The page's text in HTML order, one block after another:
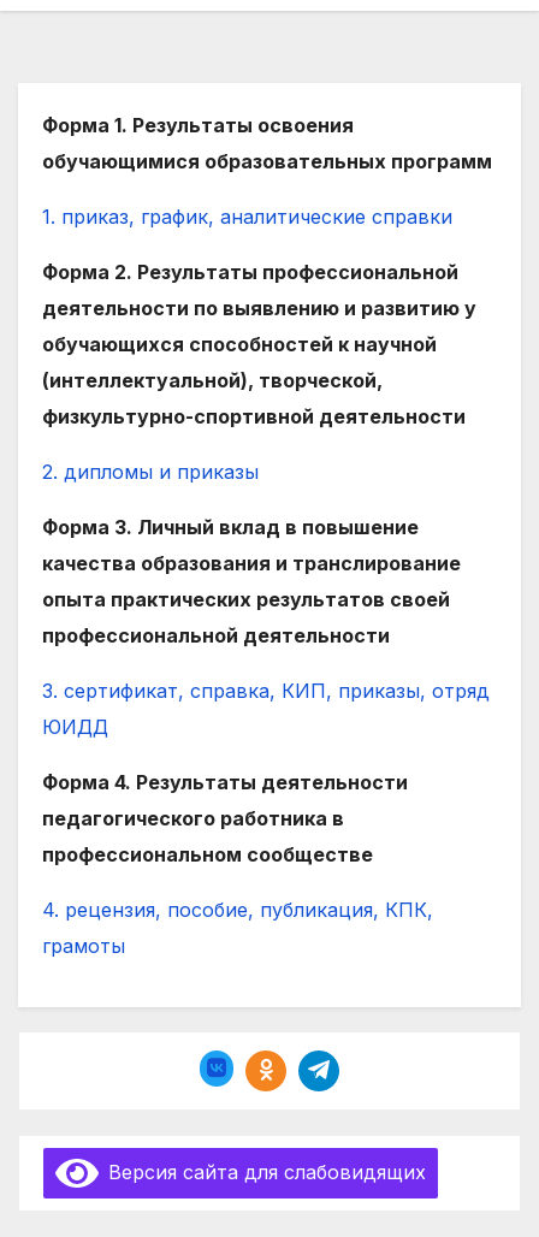
Форма 1. Результаты освоения
обучающимися образовательных программ
1. приказ, график, аналитические справки
Форма 2. Результаты профессиональной
деятельности по выявлению и развитию у
обучающихся способностей к научной
(интеллектуальной), творческой,
физкультурно-спортивной деятельности
2. дипломы и приказы
Форма 3. Личный вклад в повышение
качества образования и транслирование
опыта практических результатов своей
профессиональной деятельности
3. сертификат, справка, КИП, приказы, отряд
ЮИДД
Форма 4. Результаты деятельности
педагогического работника в
профессиональном сообществе
4. рецензия, пособие, публикация, КПК,
грамоты
Версия сайта для слабовидящих